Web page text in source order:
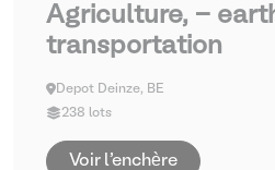
Agriculture, -
transportation
Depot Deinze, BE
238 lots
Voir l'enchère